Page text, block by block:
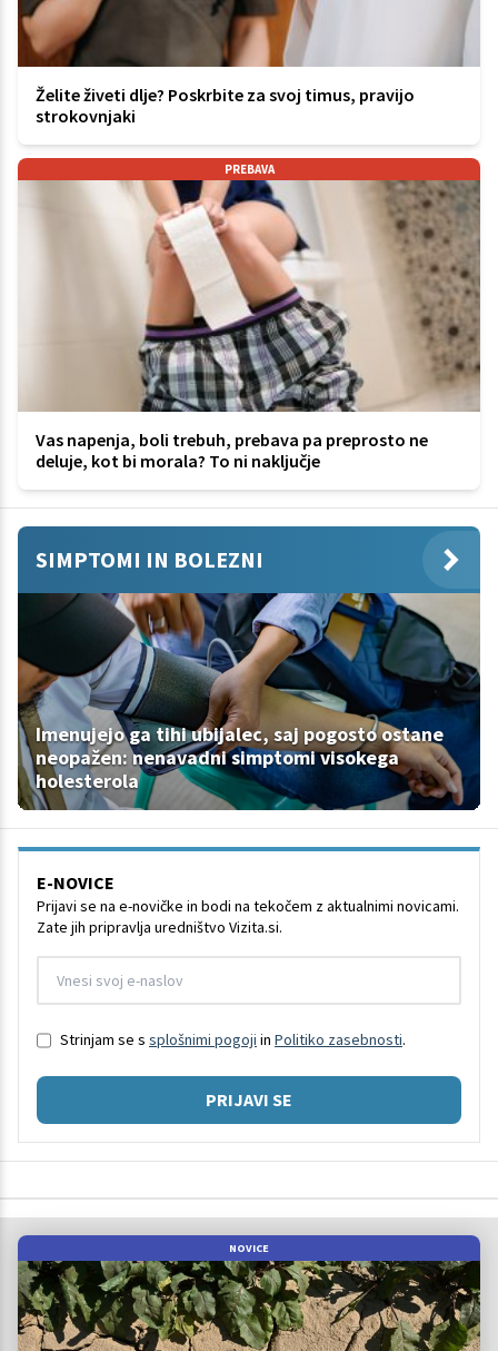
Želite živeti dlje? Poskrbite za svoj timus, pravijo
strokovnjaki
PREBAVA
Vas napenja, boli trebuh, prebava pa preprosto ne
deluje, kot bi morala? To ni naključje
SIMPTOMI IN BOLEZNI
Imenujejo ga tihi ubijalec, saj pogosto ostane
neopažen: nenavadni simptomi visokega
holesterola
E-NOVICE
Prijavi se na e-novičke in bodi na tekočem z aktualnimi novicami.
Zate jih pripravlja uredništvo Vizita.si.
Strinjam se s splošnimi pogoji in Politiko zasebnosti.
PRIJAVI SE
NOVICE